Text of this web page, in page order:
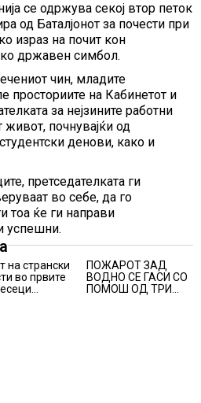
се одржува секој втор петок
од Баталјонот за почести при
израз на почит кон
државен симбол.
чин, младите
просториите на Кабинетот и
за нејзините работни
живот, почнувајќи од
денови, како и
претседателката ги
во себе, да го
тоа ќе ги направи
успешни.
на странски
во првите
ПОЖАРОТ ЗАД
ВОДНО СЕ ГАСИ СО
ПОМОШ ОД ТРИ